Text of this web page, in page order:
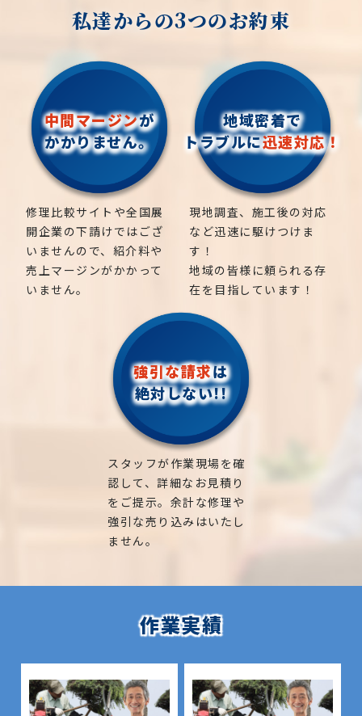
私達からの3つのお約束
中間マージンが
かかりません。
修理比較サイトや全国展
開企業の下請けではござ
いませんので、紹介料や
売上マージンがかかって
いません。
地域密着で
トラブルに迅速対応！
現地調査、施工後の対応
など迅速に駆けつけま
す！
地域の皆様に頼られる存
在を目指しています！
強引な請求は
絶対しない!!
スタッフが作業現場を確
認して、詳細なお見積り
をご提示。余計な修理や
強引な売り込みはいたし
ません。
作業実績